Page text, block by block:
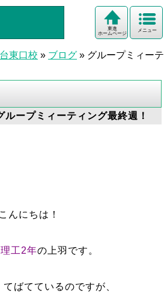
メニュー
東進
ホームページ
東口校 » ブログ » グループミィーテ
ープミィーティング最終週！
こんにちは！
工2年の上羽です。
ばてているのですが、